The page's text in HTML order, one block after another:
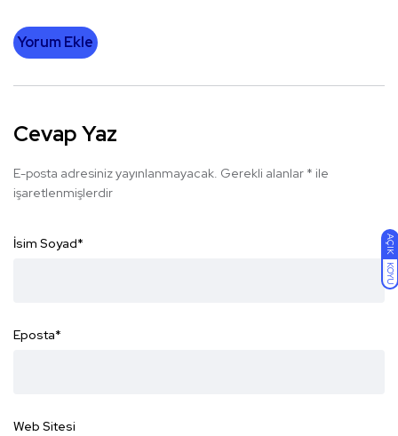
AÇIK
KOYU
Yorum Ekle
Cevap Yaz
E-posta adresiniz yayınlanmayacak. Gerekli alanlar * ile
işaretlenmişlerdir
İsim Soyad*
Eposta*
Web Sitesi